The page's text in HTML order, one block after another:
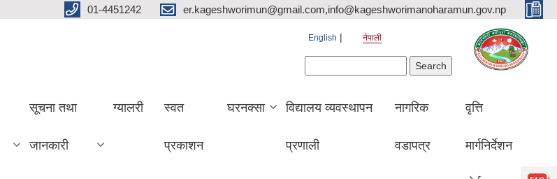
01-4451242 er.kageshworimun@gmail.com,info@kageshworimanoharamun.gov.np
English नेपाली
सूचना तथा
जानकारी
ग्यालरी स्वत
प्रकाशन
घरनक्सा विद्यालय व्यवस्थापन
प्रणाली
नागरिक
वडापत्र
वृत्ति
मार्गनिर्देशन